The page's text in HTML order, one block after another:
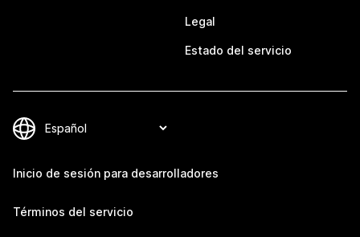
Legal
Estado del servicio
Inicio de sesión para desarrolladores
Términos del servicio